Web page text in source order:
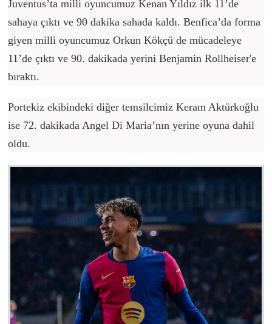
Juventus’ta milli oyuncumuz Kenan Yıldız ilk 11’de
sahaya çıktı ve 90 dakika sahada kaldı. Benfica’da forma
giyen milli oyuncumuz Orkun Kökçü de mücadeleye
11’de çıktı ve 90. dakikada yerini Benjamin Rollheiser'e
bıraktı.
Portekiz ekibindeki diğer temsilcimiz Keram Aktürkoğlu
ise 72. dakikada Angel Di Maria’nın yerine oyuna dahil
oldu.